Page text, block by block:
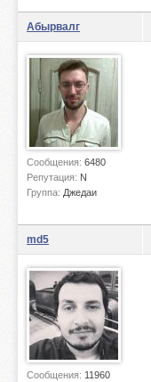
Абырвалг
Сообщения: 6480
Репутация: N
Группа: Джедаи
md5
Сообщения: 11960